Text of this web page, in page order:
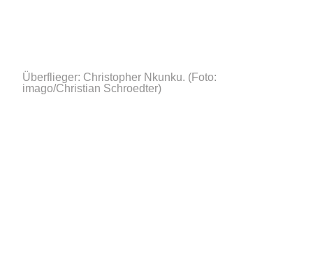
Überflieger: Christopher Nkunku. (Foto:
imago/Christian Schroedter)